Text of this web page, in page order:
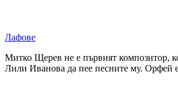
Лафове
Митко Щерев не е първият композитор,
Лили Иванова да пее песните му. Орфей